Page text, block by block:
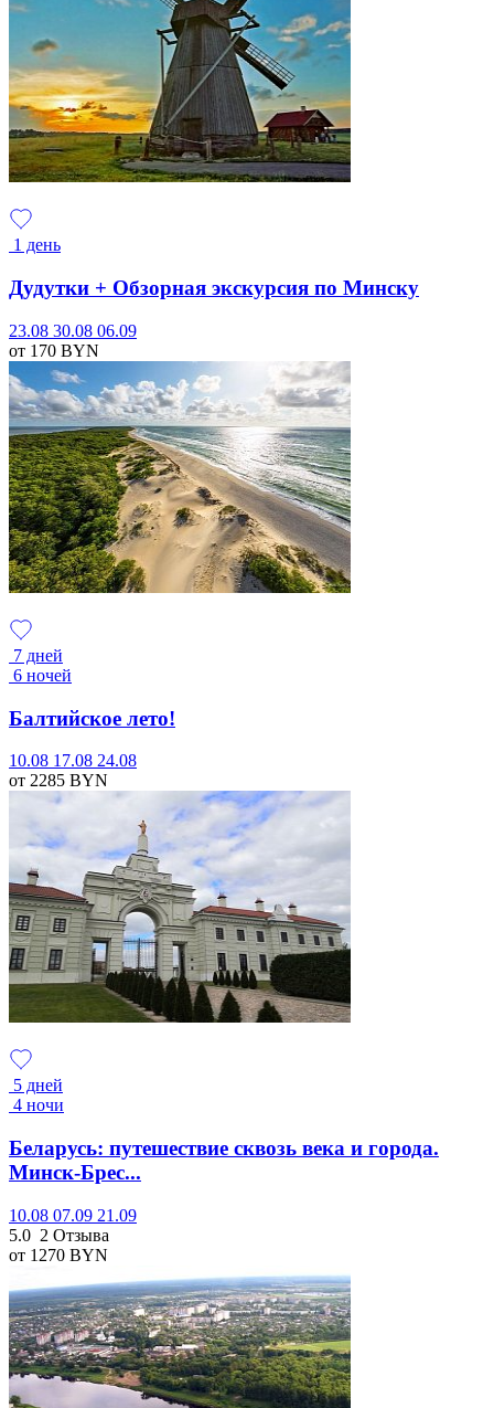
1 день
Дудутки + Обзорная экскурсия по Минску
23.08 30.08 06.09
от 170 BYN
7 дней
6 ночей
Балтийское лето!
10.08 17.08 24.08
от 2285 BYN
5 дней
4 ночи
Беларусь: путешествие сквозь века и города.
Минск-Брес...
10.08 07.09 21.09
5.0 2 Отзыва
от 1270 BYN